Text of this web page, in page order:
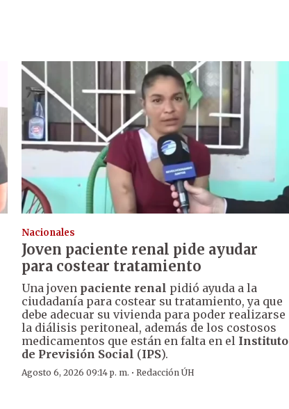
Nacionales
Joven paciente renal pide ayudar
para costear tratamiento
Una joven paciente renal pidió ayuda a la
ciudadanía para costear su tratamiento, ya que
debe adecuar su vivienda para poder realizarse
la diálisis peritoneal, además de los costosos
medicamentos que están en falta en el Instituto
de Previsión Social (IPS).
Agosto 6, 2026 09:14 p. m. ·Redacción ÚH